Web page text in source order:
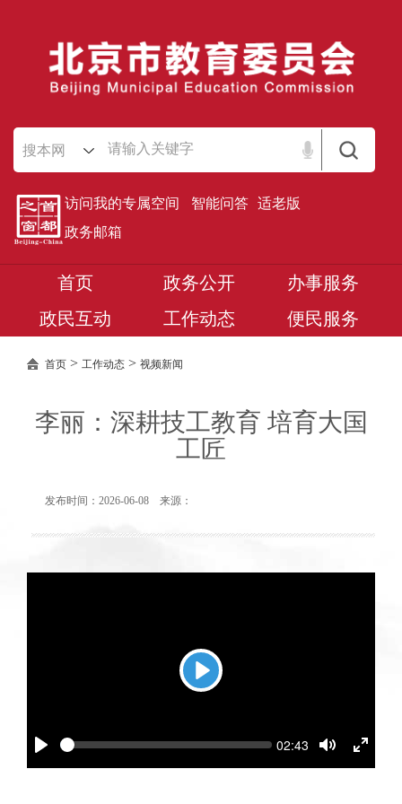
搜本网
访问我的专属空间 智能问答 适老版
政务邮箱
首页 政务公开
办事服务
政民互动
工作动态 便民服务
首页 > 工作动态 > 视频新闻
李丽：深耕技工教育 培育大国
工匠
发布时间：2026-06-08 来源：
Play
Seek Current
02:43
Mute